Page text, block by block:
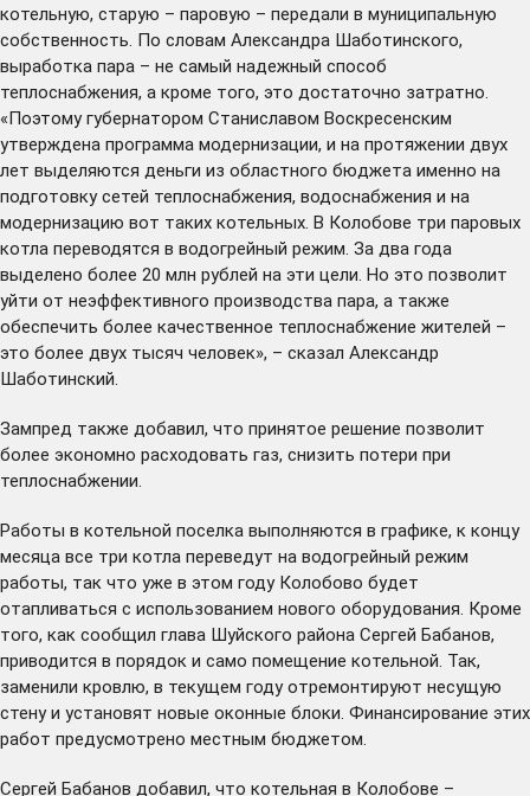
котельную, старую – паровую – передали в муниципальную
собственность. По словам Александра Шаботинского,
выработка пара – не самый надежный способ
теплоснабжения, а кроме того, это достаточно затратно.
«Поэтому губернатором Станиславом Воскресенским
утверждена программа модернизации, и на протяжении двух
лет выделяются деньги из областного бюджета именно на
подготовку сетей теплоснабжения, водоснабжения и на
модернизацию вот таких котельных. В Колобове три паровых
котла переводятся в водогрейный режим. За два года
выделено более 20 млн рублей на эти цели. Но это позволит
уйти от неэффективного производства пара, а также
обеспечить более качественное теплоснабжение жителей –
это более двух тысяч человек», – сказал Александр
Шаботинский.
Зампред также добавил, что принятое решение позволит
более экономно расходовать газ, снизить потери при
теплоснабжении.
Работы в котельной поселка выполняются в графике, к концу
месяца все три котла переведут на водогрейный режим
работы, так что уже в этом году Колобово будет
отапливаться с использованием нового оборудования. Кроме
того, как сообщил глава Шуйского района Сергей Бабанов,
приводится в порядок и само помещение котельной. Так,
заменили кровлю, в текущем году отремонтируют несущую
стену и установят новые оконные блоки. Финансирование этих
работ предусмотрено местным бюджетом.
Сергей Бабанов добавил, что котельная в Колобове –